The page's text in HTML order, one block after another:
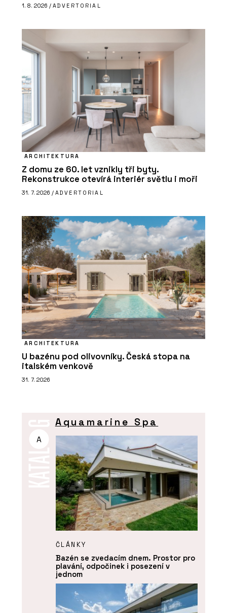
1. 8. 2026 / ADVERTORIAL
ARCHITEKTURA
Z domu ze 60. let vznikly tři byty.
Rekonstrukce otevírá interiér světlu i moři
31. 7. 2026 / ADVERTORIAL
ARCHITEKTURA
U bazénu pod olivovníky. Česká stopa na
italském venkově
31. 7. 2026
A
Aquamarine Spa
ČLÁNKY
Bazén se zvedacím dnem. Prostor pro
plavání, odpočinek i posezení v
jednom